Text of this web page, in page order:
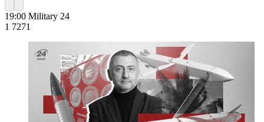
19:00 Military 24
1 7271